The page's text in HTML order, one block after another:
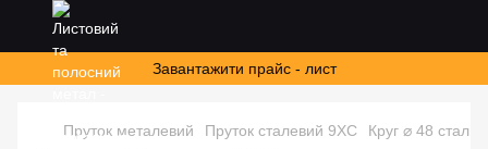
Завантажити прайс - лист
Пруток металевий Пруток сталевий 9ХС Круг ⌀ 48 сталь